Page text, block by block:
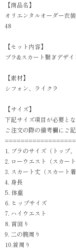
【商品名】
オリエンタルオーダー衣
48
【セット内容】
ブラ&スカート繋ぎデザ
【素材】
シフォン、ライクラ
【サイズ】
下記サイズ項目が必要とな
ご注文の際の備考欄にご記
1. ブラのサイズ（トップ
2. ローウエスト（スカー
3. スカート丈（スカート
4. 身長
5. 体重
6. ヒップサイズ
7. ハイウエスト
8. 首回り
9. 二の腕周り
10.首周り